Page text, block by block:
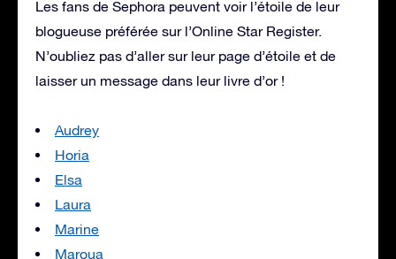
Les fans de Sephora peuvent voir l’étoile de leur
blogueuse préférée sur l’Online Star Register.
N’oubliez pas d’aller sur leur page d’étoile et de
laisser un message dans leur livre d’or !
Audrey
Horia
Elsa
Laura
Marine
Maroua